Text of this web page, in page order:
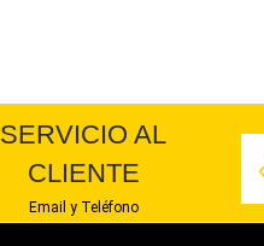
SERVICIO AL
CLIENTE
Email y Teléfono